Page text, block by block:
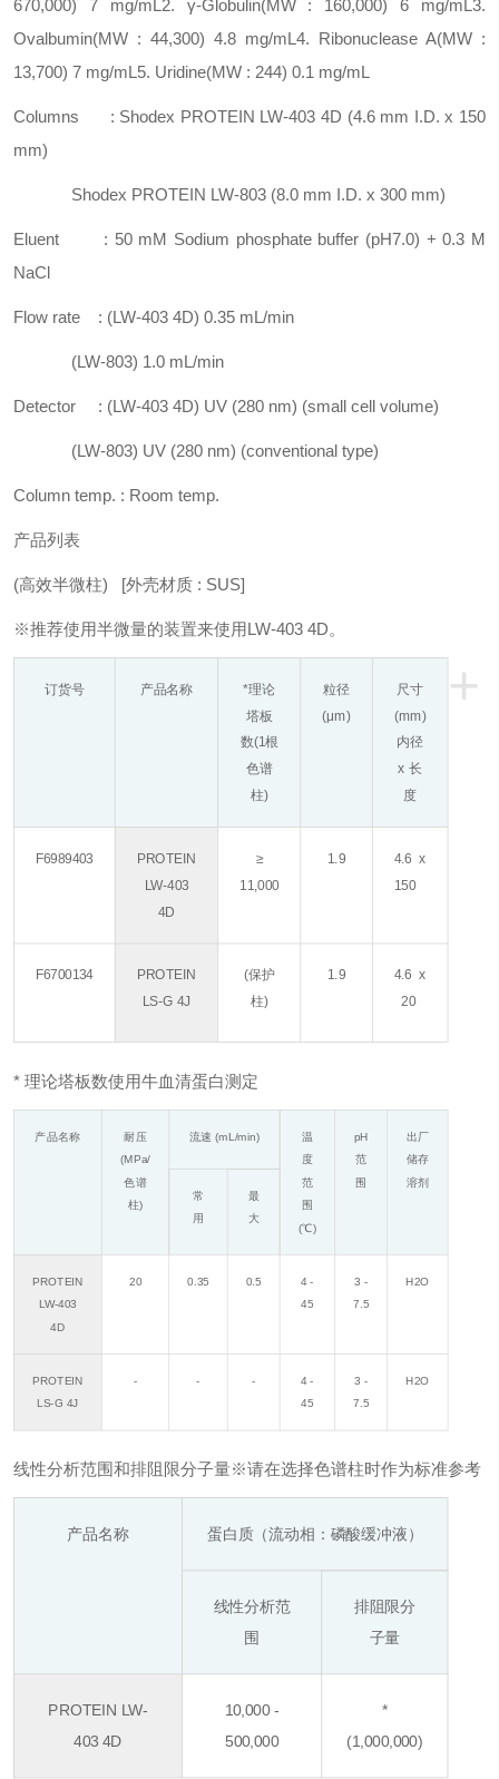
670,000) 7 mg/mL 2. γ-Globulin(MW : 160,000) 6 mg/mL3.
Ovalbumin(MW : 44,300) 4.8 mg/mL 4. Ribonuclease A(MW :
13,700) 7 mg/mL 5. Uridine(MW : 244) 0.1 mg/mL
Columns : Shodex PROTEIN LW-403 4D (4.6 mm I.D. x 150
mm)
Shodex PROTEIN LW-803 (8.0 mm I.D. x 300 mm)
Eluent : 50 mM Sodium phosphate buffer (pH7.0) + 0.3 M
NaCl
Flow rate : (LW-403 4D) 0.35 mL/min
(LW-803) 1.0 mL/min
Detector : (LW-403 4D) UV (280 nm) (small cell volume)
(LW-803) UV (280 nm) (conventional type)
Column temp. : Room temp.
产品列表
(高效半微柱) [外壳材质 : SUS]
※推荐使用半微量的装置来使用LW-403 4D。
+
订货号 产品名称
*理论
塔板
数(1根
色谱
柱)
粒径
(μm)
尺寸
(mm)
内径
x 长
度
F6989403
PROTEIN
LW-403
4D
≥
11,000
1.9
4.6 x
150
F6700134
PROTEIN
LS-G 4J
(保护
柱)
1.9
4.6 x
20
* 理论塔板数使用牛血清蛋白测定
产品名称
耐压
(MPa/
色谱
柱)
流速 (mL/min)
温
度
范
围
(℃)
pH
范
围
出厂
储存
溶剂
常
用
最
大
PROTEIN
LW-403
4D
20 0.35 0.5
4 -
45
3 -
7.5
H2O
PROTEIN
LS-G 4J
- - - 4 -
45
3 -
7.5
H2O
线性分析范围和排阻限分子量※请在选择色谱柱时作为标准参考
产品名称 蛋白质（流动相：磷酸缓冲液）
线性分析范
围
排阻限分
子量
PROTEIN LW-
403 4D
10,000 -
500,000
*
(1,000,000)